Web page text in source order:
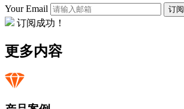
Your Email 订阅
订阅成功！
更多内容